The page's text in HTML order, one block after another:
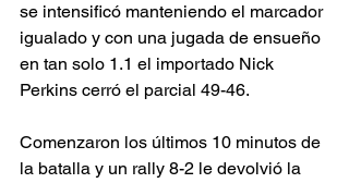
se intensificó manteniendo el marcador
igualado y con una jugada de ensueño
en tan solo 1.1 el importado Nick
Perkins cerró el parcial 49-46.
Comenzaron los últimos 10 minutos de
la batalla y un rally 8-2 le devolvió la